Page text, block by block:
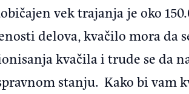
vek trajanja je oko
delova, kvačilo mora da
kvačila i trude se da
stanju. Kako bi vam